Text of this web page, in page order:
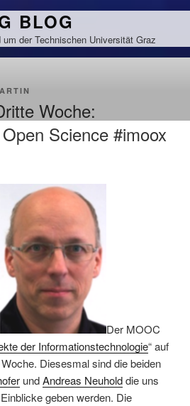
BLOG
der Technischen Universität Graz
Woche:
Science #imoox
Der MOOC
der Informationstechnologie“ auf
Diesesmal sind die beiden
undAndreas Neuholddie uns
geben werden. Die